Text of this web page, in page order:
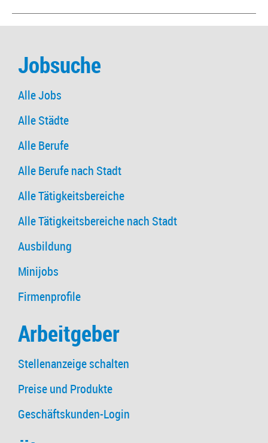
Jobsuche
Alle Jobs
Alle Städte
Alle Berufe
Alle Berufe nach Stadt
Alle Tätigkeitsbereiche
Alle Tätigkeitsbereiche nach Stadt
Ausbildung
Minijobs
Firmenprofile
Arbeitgeber
Stellenanzeige schalten
Preise und Produkte
Geschäftskunden-Login